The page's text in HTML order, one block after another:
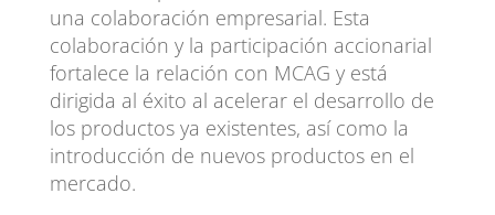
una colaboración empresarial. Esta
colaboración y la participación accionarial
fortalece la relación con MCAG y está
dirigida al éxito al acelerar el desarrollo de
los productos ya existentes, así como la
introducción de nuevos productos en el
mercado.